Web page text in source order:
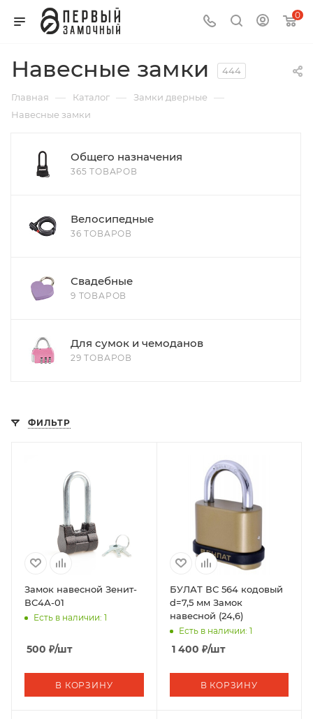
0
Навесные замки 444
Главная — Каталог — Замки дверные —
Навесные замки
Общего назначения
365 ТОВАРОВ
Велосипедные
36 ТОВАРОВ
Свадебные
9 ТОВАРОВ
Для сумок и чемоданов
29 ТОВАРОВ
ФИЛЬТР
Замок навесной Зенит-
ВС4А-01
Есть в наличии: 1
500 ₽/шт
В КОРЗИНУ
БУЛАТ ВС 564 кодовый
d=7,5 мм Замок
навесной (24,6)
Есть в наличии: 1
1 400 ₽/шт
В КОРЗИНУ